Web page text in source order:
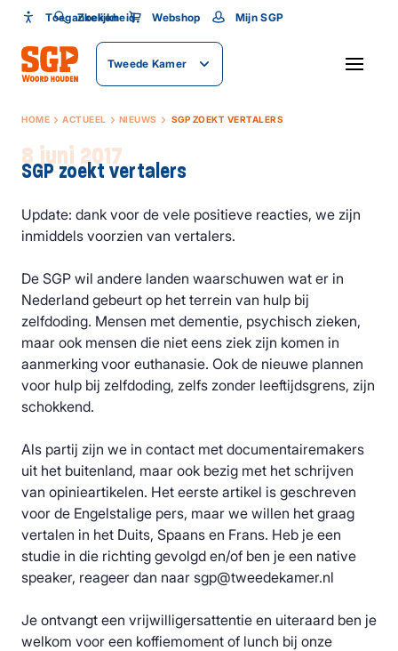
Toegankelijkheid
Toegankelijkheid
Lettergrootte
Zoeken Webshop Mijn SGP
Tweede Kamer
HOME ACTUEEL NIEUWS SGP ZOEKT VERTALERS
8 juni 2017
SGP zoekt vertalers
Update: dank voor de vele positieve reacties, we zijn
inmiddels voorzien van vertalers.
De SGP wil andere landen waarschuwen wat er in
Nederland gebeurt op het terrein van hulp bij
zelfdoding. Mensen met dementie, psychisch zieken,
maar ook mensen die niet eens ziek zijn komen in
aanmerking voor euthanasie. Ook de nieuwe plannen
voor hulp bij zelfdoding, zelfs zonder leeftijdsgrens, zijn
schokkend.
Als partij zijn we in contact met documentairemakers
uit het buitenland, maar ook bezig met het schrijven
van opinieartikelen. Het eerste artikel is geschreven
voor de Engelstalige pers, maar we willen het graag
vertalen in het Duits, Spaans en Frans. Heb je een
studie in die richting gevolgd en/of ben je een native
speaker, reageer dan naar sgp@tweedekamer.nl
Je ontvangt een vrijwilligersattentie en uiteraard ben je
welkom voor een koffiemoment of lunch bij onze